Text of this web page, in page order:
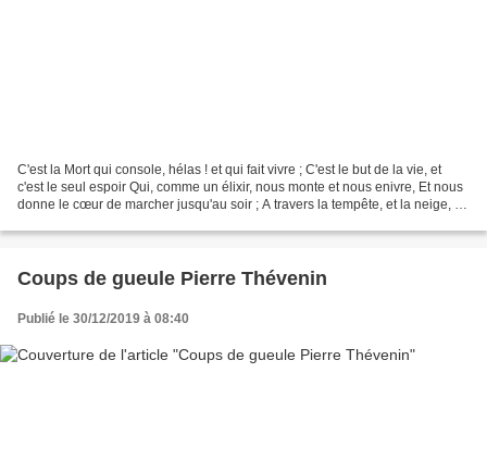
C'est la Mort qui console, hélas ! et qui fait vivre ; C'est le but de la vie, et
c'est le seul espoir Qui, comme un élixir, nous monte et nous enivre, Et nous
donne le cœur de marcher jusqu'au soir ; A travers la tempête, et la neige, et
Coups de gueule Pierre Thévenin
Publié le 30/12/2019 à 08:40